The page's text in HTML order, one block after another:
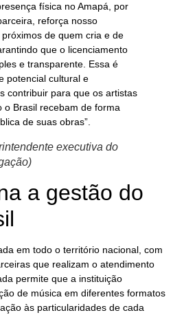
física no Amapá, por
reforça nosso
de quem cria e de
que o licenciamento
e transparente. Essa é
potencial cultural e
contribuir para que os artistas
o Brasil recebam de forma
de suas obras”.
executiva do
a gestão do
em todo o território nacional, com
que realizam o atendimento
permite que a instituição
de música em diferentes formatos
às particularidades de cada